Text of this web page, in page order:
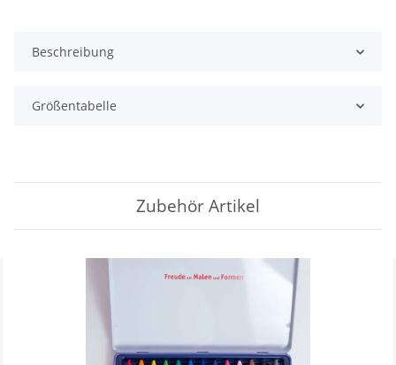
Beschreibung
Größentabelle
Zubehör Artikel